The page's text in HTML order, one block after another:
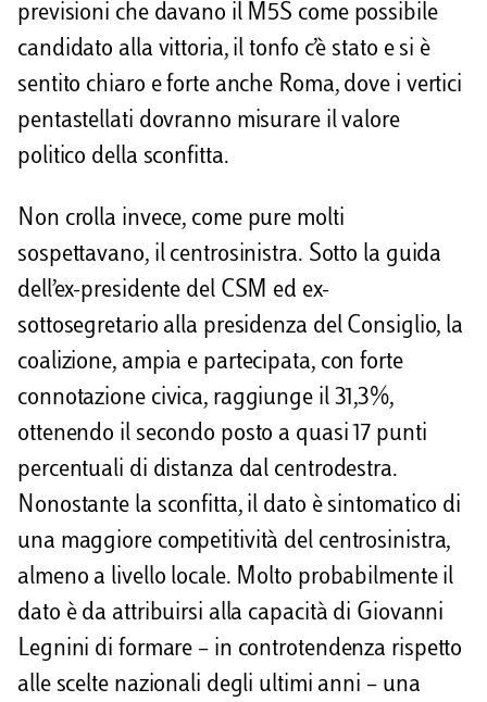
previsioni che davano il M5S come possibile
candidato alla vittoria, il tonfo c’è stato e si è
sentito chiaro e forte anche Roma, dove i vertici
pentastellati dovranno misurare il valore
politico della sconfitta.
Non crolla invece, come pure molti
sospettavano, il centrosinistra. Sotto la guida
dell’ex-presidente del CSM ed ex-
sottosegretario alla presidenza del Consiglio, la
coalizione, ampia e partecipata, con forte
connotazione civica, raggiunge il 31,3%,
ottenendo il secondo posto a quasi 17 punti
percentuali di distanza dal centrodestra.
Nonostante la sconfitta, il dato è sintomatico di
una maggiore competitività del centrosinistra,
almeno a livello locale. Molto probabilmente il
dato è da attribuirsi alla capacità di Giovanni
Legnini di formare – in controtendenza rispetto
alle scelte nazionali degli ultimi anni – una